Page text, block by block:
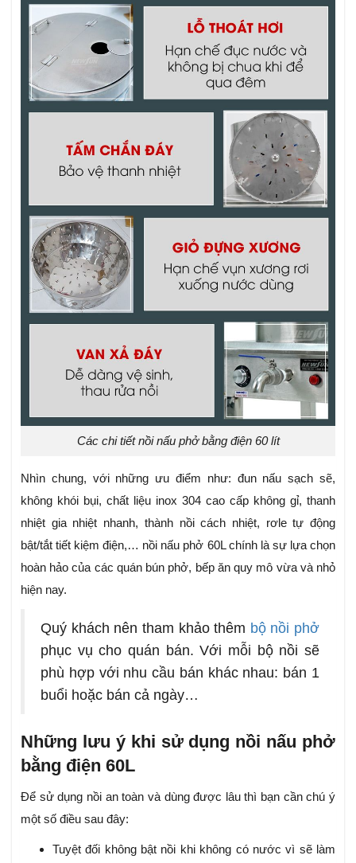
Các chi tiết nồi nấu phở bằng điện 60 lít
Nhìn chung, với những ưu điểm như: đun nấu sạch sẽ,
không khói bụi, chất liệu inox 304 cao cấp không gỉ, thanh
nhiệt gia nhiệt nhanh, thành nồi cách nhiệt, rơle tự động
bật/tắt tiết kiệm điện,… nồi nấu phở 60L chính là sự lựa chọn
hoàn hảocủa các quán bún phở, bếp ăn quy mô vừa và nhỏ
hiện nay.
Quý khách nên tham khảo thêm bộ nồi phở
phục vụ cho quán bán. Với mỗi bộ nồi sẽ
phù hợp với nhu cầu bán khác nhau: bán 1
buổi hoặc bán cả ngày…
Những lưu ý khi sử dụng nồi nấu phở
bằng điện 60L
Để sử dụng nồi an toàn và dùng được lâu thì bạn cần chú ý
một số điều sau đây:
Tuyệt đối không bật nồi khi không có nước vì sẽ làm